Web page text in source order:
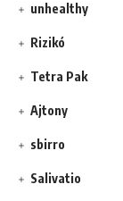
unhealthy
Rizikó
Tetra Pak
Ajtony
sbirro
Salivatio